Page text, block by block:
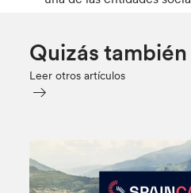
Quizás
Leer otros artículos